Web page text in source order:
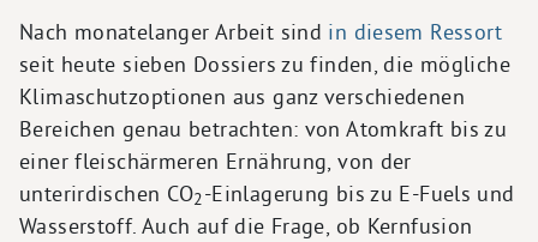
Nach monatelanger Arbeit sind in diesem Ressort
seit heute sieben Dossiers zu finden, die mögliche
Klimaschutzoptionen aus ganz verschiedenen
Bereichen genau betrachten: von Atomkraft bis zu
einer fleischärmeren Ernährung, von der
unterirdischen CO2-Einlagerung bis zu E-Fuels und
Wasserstoff. Auch auf die Frage, ob Kernfusion